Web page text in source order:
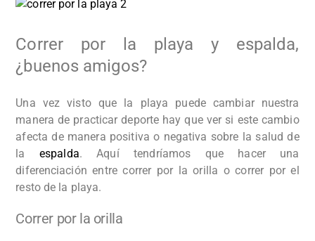
Correr por la playa y espalda,
¿buenos amigos?
Una vez visto que la playa puede cambiar nuestra
manera de practicar deporte hay que ver si este cambio
afecta de manera positiva o negativa sobre la salud de
laespalda. Aquí tendríamos que hacer una
diferenciación entre correr por la orilla o correr por el
resto de la playa.
Correr por la orilla